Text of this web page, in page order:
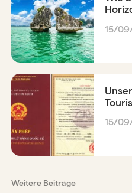
15/
15/
Weitere Beiträge